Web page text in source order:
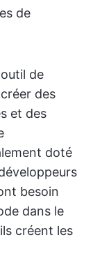
de
de
des
et des
doté
besoin
dans le
créent les